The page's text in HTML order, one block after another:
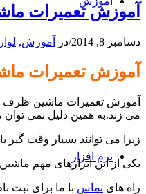
نرم افزار
آموزش تعمیرات
دسامبر 8, 2014 /در آموزش,
آموزش تعمیرات
آموزش تعمیرات ماشین ظرف
می زند.به همین دلیل نمی توان
زیرا می توانند بسیار وقت گیر
یکی از این ابزارهای مهم
راه های تماس با ما برای